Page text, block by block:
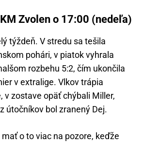
Zvolen o 17:00 (nedeľa)
týždeň. V stredu sa tešila
pohári, v piatok vyhrala
rozbehu 5:2, čím ukončila
v extralige. Vlkov trápia
v zostave opäť chýbali Miller,
útočníkov bol zranený Dej.
o to viac na pozore, keďže